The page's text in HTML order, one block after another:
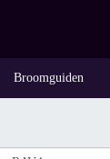
Broomguiden